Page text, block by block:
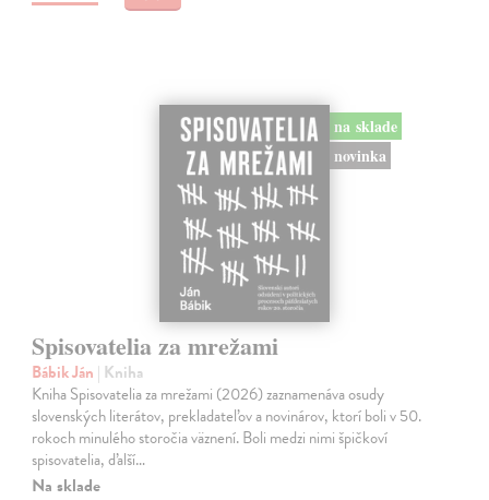
na sklade
novinka
Spisovatelia za mrežami
Bábik Ján | Kniha
Kniha Spisovatelia za mrežami (2026) zaznamenáva osudy
slovenských literátov, prekladateľov a novinárov, ktorí boli v 50.
rokoch minulého storočia väznení. Boli medzi nimi špičkoví
spisovatelia, ďalší…
Na sklade